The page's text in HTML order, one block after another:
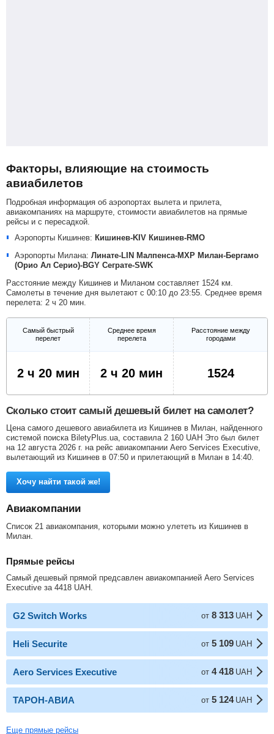
Факторы, влияющие на стоимость
авиабилетов
Подробная информация об аэропортах вылета и прилета,
авиакомпаниях на маршруте, стоимости авиабилетов на прямые
рейсы и с пересадкой.
Аэропорты Кишинев: Кишинев-KIV Кишинев-RMO
Аэропорты Милана: Линате-LIN Малпенса-MXP Милан-Бергамо
(Орио Ал Серио)-BGY Сеграте-SWK
Расстояние между Кишинев и Миланом составляет 1524 км.
Самолеты в течение дня вылетают с 00:10 до 23:55. Среднее время
перелета: 2 ч 20 мин.
Самый быстрый
перелет
Среднее время
перелета
Расстояние между
городами
2 ч 20 мин 2 ч 20 мин 1524
Сколько стоит самый дешевый билет на самолет?
Цена самого дешевого авиабилета из Кишинев в Милан, найденного
системой поиска BiletyPlus.ua, составила 2 160 UAH Это был билет
на 12 августа 2026 г. на рейс авиакомпании Aero Services Executive,
вылетающий из Кишинев в 07:50 и прилетающий в Милан в 14:40.
Хочу найти такой же!
Авиакомпании
Список 21 авиакомпания, которыми можно улететь из Кишинев в
Милан.
Прямые рейсы
Самый дешевый прямой предсавлен авиакомпанией Aero Services
Executive за 4418 UAH
G2 Switch Works от 8 313 UAH
Heli Securite от 5 109 UAH
Aero Services Executive от 4 418 UAH
ТАРОН-АВИА от 5 124 UAH
Еще прямые рейсы